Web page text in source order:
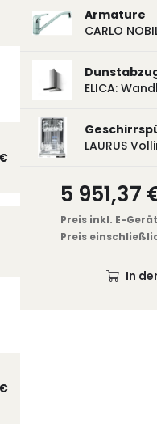
Armature
5 951,37
Preis inkl. E-
Preis
In